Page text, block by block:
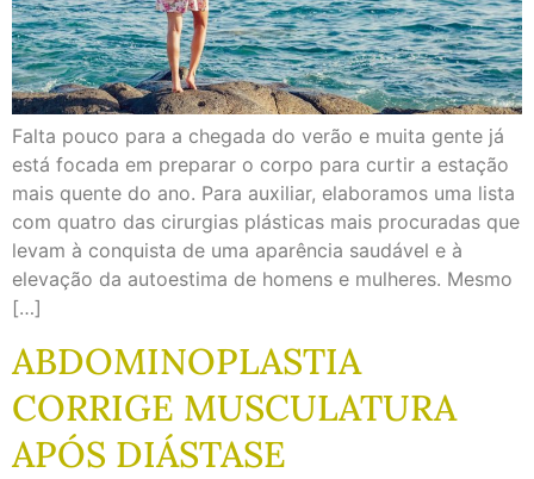
Falta pouco para a chegada do verão e muita gente já
está focada em preparar o corpo para curtir a estação
mais quente do ano. Para auxiliar, elaboramos uma lista
com quatro das cirurgias plásticas mais procuradas que
levam à conquista de uma aparência saudável e à
elevação da autoestima de homens e mulheres. Mesmo
[…]
ABDOMINOPLASTIA
CORRIGE MUSCULATURA
APÓS DIÁSTASE